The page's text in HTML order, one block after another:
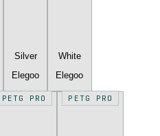
Silver
Elegoo
White
Elegoo
PETG PRO PETG PRO